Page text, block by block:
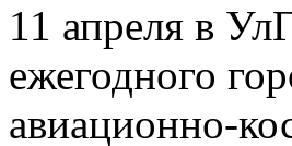
11 апреля в
ежегодного
авиационно-